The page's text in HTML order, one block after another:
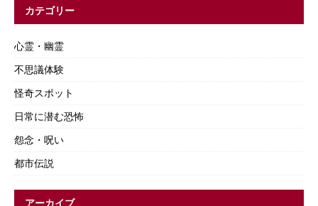
カテゴリー
心霊・幽霊
不思議体験
怪奇スポット
日常に潜む恐怖
怨念・呪い
都市伝説
アーカイブ